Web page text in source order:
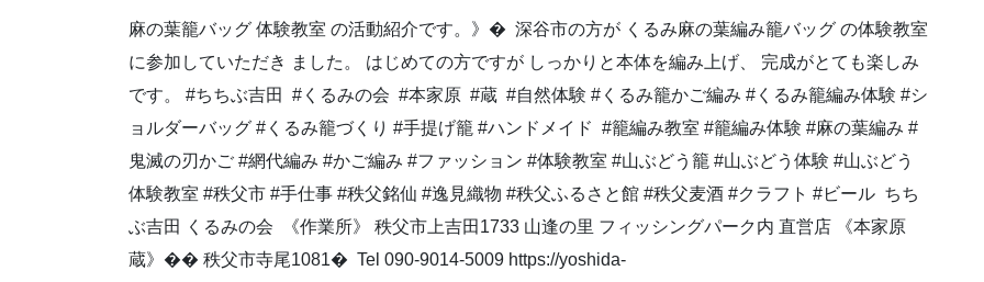
麻の葉籠バッグ⁡⁡⁡ 体験教室 の活動紹介です。》�⁡ ⁡⁡ 深谷市の方が⁡⁡ くるみ麻の葉編み籠バッグ⁡⁡ の体験教室
に参加していただき⁡⁡ ました。⁡⁡ はじめての方ですが⁡⁡ しっかりと本体を編み上げ、⁡⁡ 完成がとても楽しみ
です。⁡ #ちちぶ吉田 ⁡ #くるみの会 ⁡ #本家原 ⁡ #蔵 ⁡ #自然体験⁡ #くるみ籠かご編み⁡ #くるみ籠編み体験⁡ #シ
ョルダーバッグ⁡ #くるみ籠づくり⁡ #手提げ籠⁡ #ハンドメイド ⁡ #籠編み教室⁡ #籠編み体験⁡ #麻の葉編み⁡ #
鬼滅の刃かご⁡ #網代編み⁡ #かご編み⁡ #ファッション⁡ #体験教室⁡ #山ぶどう籠⁡ #山ぶどう体験⁡ #山ぶどう
体験教室⁡ #秩父市⁡ #手仕事⁡ #秩父銘仙⁡ #逸見織物⁡ #秩父ふるさと館⁡ #秩父麦酒⁡ #クラフト⁡ #ビール⁡ ⁡ ちち
ぶ吉田⁡ くるみの会 ⁡ 《作業所》⁡ 秩父市上吉田1733⁡ 山逢の里⁡ フィッシングパーク内⁡⁡ 直営店⁡ 《本家原
蔵》⁡�� 秩父市寺尾1081⁡� ⁡ Tel 090-9014-5009⁡ https://yoshida-